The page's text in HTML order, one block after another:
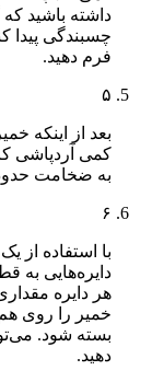
داشته باشید که گلاب
چسبندگی پیدا کند و
فرم دهید.
بعد از اینکه خمیر
کمی آردپاشی کرده‌اید
به ضخامت حدود ۳ میلی‌متر باز کنید.
با استفاده از یک کاتر
هر دایره مقداری از
خمیر را روی هم
بسته شود. می‌توانید